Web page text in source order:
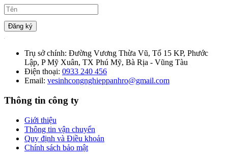
Đăng ký
Trụ sở chính: Đường Vương Thừa Vũ, Tổ 15 KP, Phước
Lập, P Mỹ Xuân, TX Phú Mỹ, Bà Rịa - Vũng Tàu
Điện thoại: 0933 240 456
Email: vesinhcongnghieppanhro@gmail.com
Thông tin công ty
Giới thiệu
Thông tin vận chuyển
Quy định và Điều khoản
Chính sách bảo mật